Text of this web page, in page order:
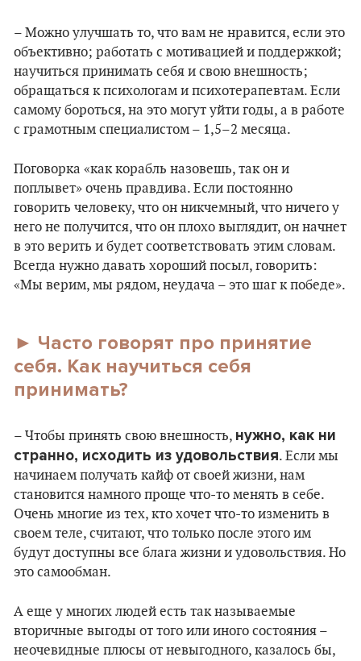
– Можно улучшать то, что вам не нравится, если это
объективно; работать с мотивацией и поддержкой;
научиться принимать себя и свою внешность;
обращаться к психологам и психотерапевтам. Если
самому бороться, на это могут уйти годы, а в работе
с грамотным специалистом – 1,5–2 месяца.
Поговорка «как корабль назовешь, так он и
поплывет» очень правдива. Если постоянно
говорить человеку, что он никчемный, что ничего у
него не получится, что он плохо выглядит, он начнет
в это верить и будет соответствовать этим словам.
Всегда нужно давать хороший посыл, говорить:
«Мы верим, мы рядом, неудача – это шаг к победе».
► Часто говорят про принятие
себя. Как научиться себя
принимать?
– Чтобы принять свою внешность, нужно, как ни
странно, исходить из удовольствия. Если мы
начинаем получать кайф от своей жизни, нам
становится намного проще что-то менять в себе.
Очень многие из тех, кто хочет что-то изменить в
своем теле, считают, что только после этого им
будут доступны все блага жизни и удовольствия. Но
это самообман.
А еще у многих людей есть так называемые
вторичные выгоды от того или иного состояния –
неочевидные плюсы от невыгодного, казалось бы,